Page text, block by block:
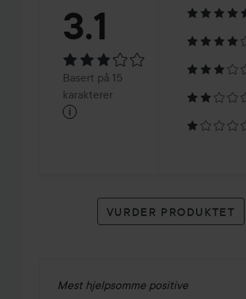
Vurdering:
3.1Basert
på
karakterer
3.1
Basert på 15
karakterer
i
VURDER PRODUKTET
Mest hjelpsomme positive